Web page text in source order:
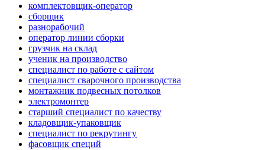
комплектовщик-оператор
сборщик
разнорабочий
оператор линии сборки
грузчик на склад
ученик на производство
специалист по работе с сайтом
специалист сварочного производства
монтажник подвесных потолков
электромонтер
старший специалист по качеству
кладовщик-упаковщик
специалист по рекрутингу
фасовщик специй